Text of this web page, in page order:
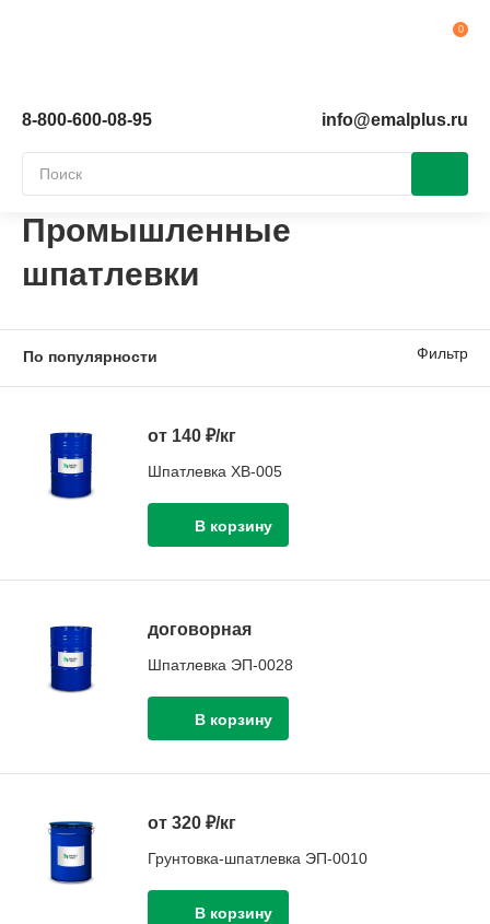
8-800-600-08-95 info@emalplus.ru
Промышленные
шпатлевки
Фильтр
от 140 ₽/кг
Шпатлевка ХВ-005
договорная
Шпатлевка ЭП-0028
от 320 ₽/кг
Грунтовка-шпатлевка ЭП-0010